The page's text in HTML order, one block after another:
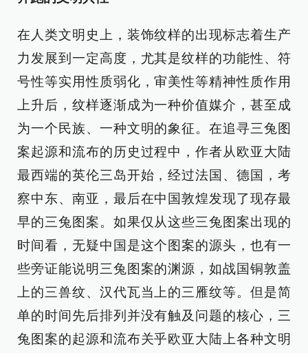
在人类文明史上，装饰纹样的出现标志着生产
力发展到一定高度，尤其是纹样的功能性、符
号性等实用性质弱化，审美性等精神性质作用
上升后，纹样逐渐成为一种价值媒介，甚至成
为一个民族、一种文明的象征。在追寻三兔图
案起源和流布的历史过程中，作者从欧亚大陆
最西端的英伦三岛开始，经过法国、德国，考
察中东、南亚，最后在中国敦煌发现了现存最
早的三兔图案。如果仅从这些三兔图案出现的
时间看，无疑中国是这个图案的源头，也有一
些旁证能说明三兔图案的渊源，如战国铜敦盖
上的三兽纹、汉代瓦当上的三雁纹等。但是简
单的时间先后排列并没有触及问题的核心，三
兔图案的起源和流布关乎欧亚大陆上各种文明